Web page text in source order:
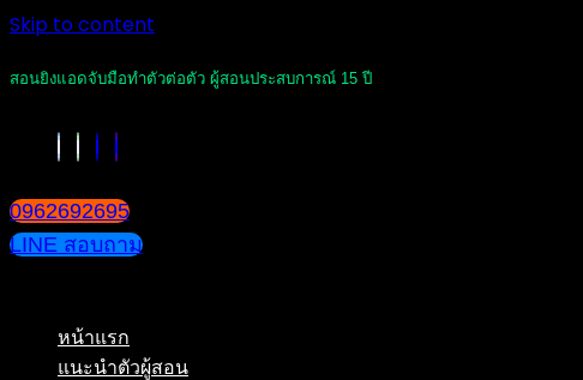
Skip to content
สอนยิงแอดจับมือทำตัวต่อตัว ผู้สอนประสบการณ์ 15 ปี
0962692695
LINE สอบถาม
หน้าแรก
แนะนำตัวผู้สอน